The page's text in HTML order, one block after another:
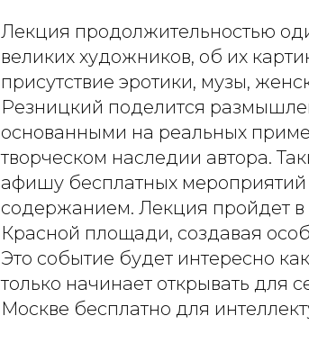
Лекция продолжительностью
великих художников, об их
присутствие эротики, музы,
Резницкий поделится
основанными на реальных
творческом наследии автора.
афишу бесплатных
содержанием. Лекция пройдет в
Красной площади, создавая
Это событие будет интересно
только начинает открывать для
Москве бесплатно для